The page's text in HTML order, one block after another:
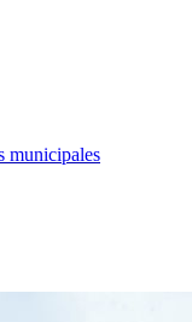
municipales